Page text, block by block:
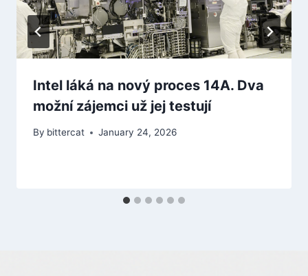
Intel láká na nový proces 14A. Dva
možní zájemci už jej testují
By bittercat January 24, 2026